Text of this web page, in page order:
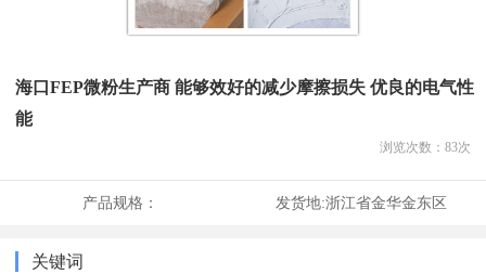
海口FEP微粉生产商 能够效好的减少摩擦损失 优良的电气性
能
浏览次数： 83次
产品规格： 发货地:浙江省金华金东区
关键词